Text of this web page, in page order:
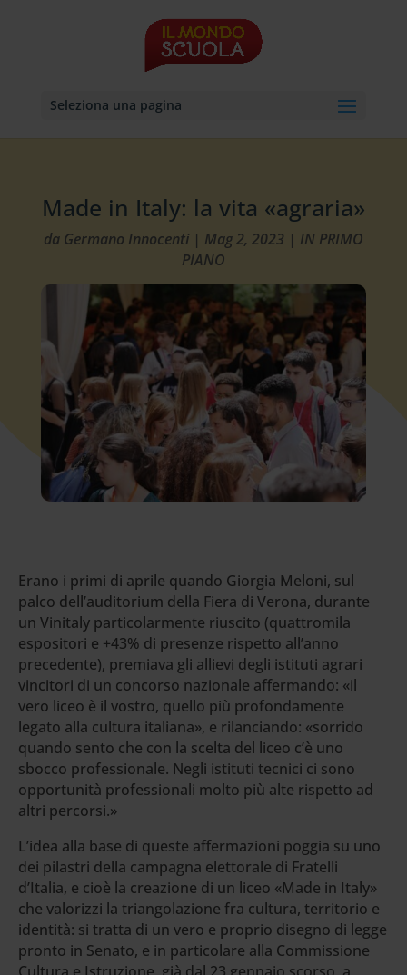
Seleziona una pagina
Made in Italy: la vita «agraria»
da Germano Innocenti| Mag 2, 2023 | IN PRIMO
PIANO
Erano i primi di aprile quando Giorgia Meloni, sul
palco dell’auditorium della Fiera di Verona, durante
un Vinitaly particolarmente riuscito (quattromila
espositori e +43% di presenze rispetto all’anno
precedente), premiava gli allievi degli istituti agrari
vincitori di un concorso nazionale affermando: «il
vero liceo è il vostro, quello più profondamente
legato alla cultura italiana», e rilanciando: «sorrido
quando sento che con la scelta del liceo c’è uno
sbocco professionale. Negli istituti tecnici ci sono
opportunità professionali molto più alte rispetto ad
altri percorsi.»
L’idea alla base di queste affermazioni poggia su uno
dei pilastri della campagna elettorale di Fratelli
d’Italia, e cioè la creazione di un liceo «Made in Italy»
che valorizzi la triangolazione fra cultura, territorio e
identità: si tratta di un vero e proprio disegno di legge
pronto in Senato, e in particolare alla Commissione